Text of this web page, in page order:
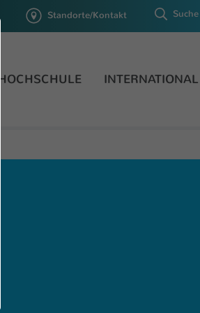
Standorte/Kontakt Suche
HOCHSCHULE INTERNATIONAL